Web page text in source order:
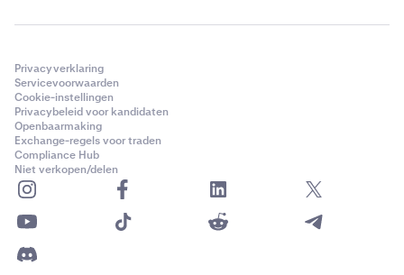
Privacyverklaring
Servicevoorwaarden
Cookie-instellingen
Privacybeleid voor kandidaten
Openbaarmaking
Exchange-regels voor traden
Compliance Hub
Niet verkopen/delen